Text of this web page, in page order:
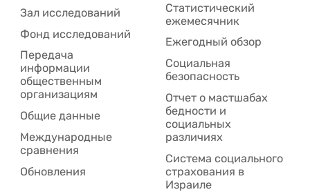
Зал исследований
Фонд исследований
Передача
информации
общественным
организациям
Общие данные
Международные
сравнения
Обновления
Статистический
ежемесячник
Ежегодный обзор
Социальная
безопасность
Отчет о мастшабах
бедности и
социальных
различиях
Система социального
страхования в
Израиле